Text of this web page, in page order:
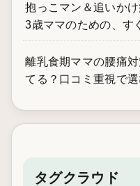
抱っこマン＆追いか
3歳ママのための、す
離乳食期ママの腰痛
てる？口コミ重視で
タグクラウド